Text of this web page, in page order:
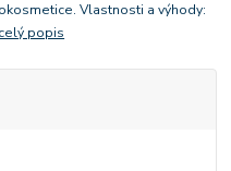
Vlastnosti a výhody:
celý popis